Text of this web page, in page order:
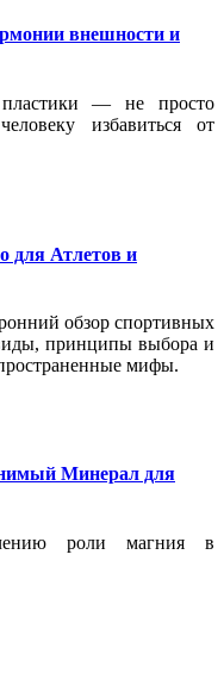
внешности и
пластики — не просто
избавиться от
для Атлетов и
обзор спортивных
принципы выбора и
мифы.
Минерал для
роли магния в